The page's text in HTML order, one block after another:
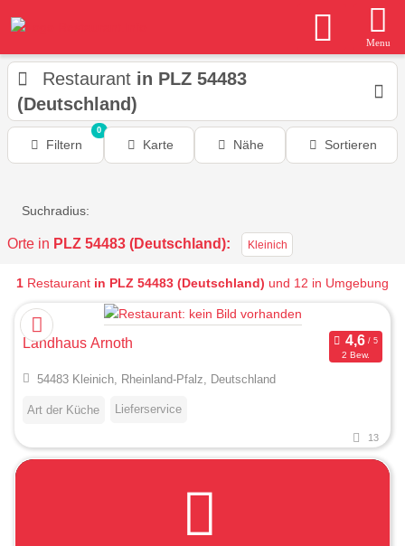
Menu
Restaurant in PLZ 54483
(Deutschland)
Filtern
0
Karte Nähe Sortieren
Suchradius:
Orte in PLZ 54483 (Deutschland): Kleinich
1 Restaurant in PLZ 54483 (Deutschland) und 12 in Umgebung
Landhaus Arnoth
2 Bew.
54483 Kleinich, Rheinland-Pfalz, Deutschland
Art der Küche Lieferservice
13